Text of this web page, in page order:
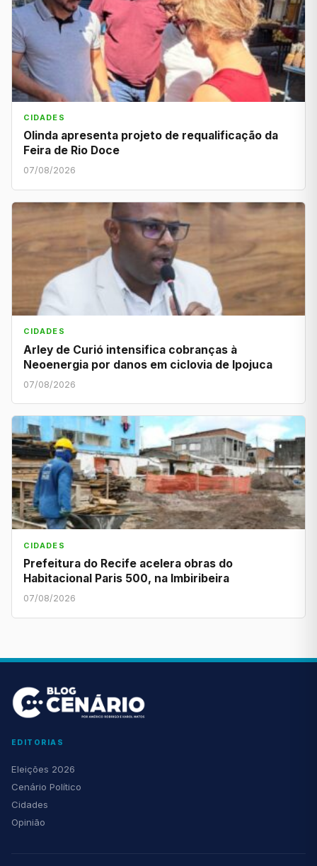
CIDADES
Olinda apresenta projeto de requalificação da
Feira de Rio Doce
07/08/2026
CIDADES
Arley de Curió intensifica cobranças à
Neoenergia por danos em ciclovia de Ipojuca
07/08/2026
CIDADES
Prefeitura do Recife acelera obras do
Habitacional Paris 500, na Imbiribeira
07/08/2026
EDITORIAS
Eleições 2026
Cenário Político
Cidades
Opinião